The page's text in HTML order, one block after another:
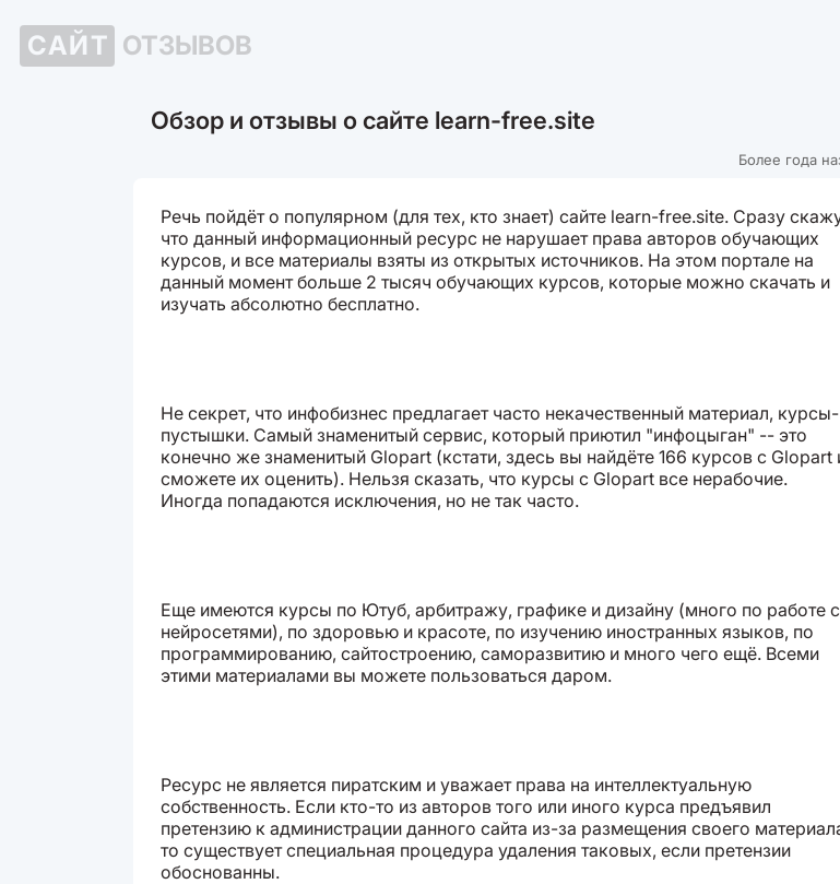
САЙТ ОТЗЫВОВ
Обзор и отзывы о сайте learn-free.site
Более года
Речь пойдёт о популярном (для тех, кто знает) сайте learn-free.site. Сразу
что данный информационный ресурс не нарушает права авторов обучающих
курсов, и все материалы взяты из открытых источников. На этом портале на
данный момент больше 2 тысяч обучающих курсов, которые можно скачать и
изучать абсолютно бесплатно.
Не секрет, что инфобизнес предлагает часто некачественный материал, курсы-
пустышки. Самый знаменитый сервис, который приютил "инфоцыган" -- это
конечно же знаменитый Glopart (кстати, здесь вы найдёте 166 курсов с Glopart
сможете их оценить). Нельзя сказать, что курсы с Glopart все нерабочие.
Иногда попадаются исключения, но не так часто.
Еще имеются курсы по Ютуб, арбитражу, графике и дизайну (много по работе с
нейросетями), по здоровью и красоте, по изучению иностранных языков, по
программированию, сайтостроению, саморазвитию и много чего ещё. Всеми
этими материалами вы можете пользоваться даром.
Ресурс не является пиратским и уважает права на интеллектуальную
собственность. Если кто-то из авторов того или иного курса предъявил
претензию к администрации данного сайта из-за размещения своего
то существует специальная процедура удаления таковых, если претензии
обоснованны.